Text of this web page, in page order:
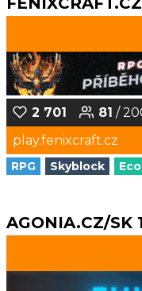
2 701 81 /
play.fenixcraft.cz
RPG Skyblock
AGONIA.CZ/SK